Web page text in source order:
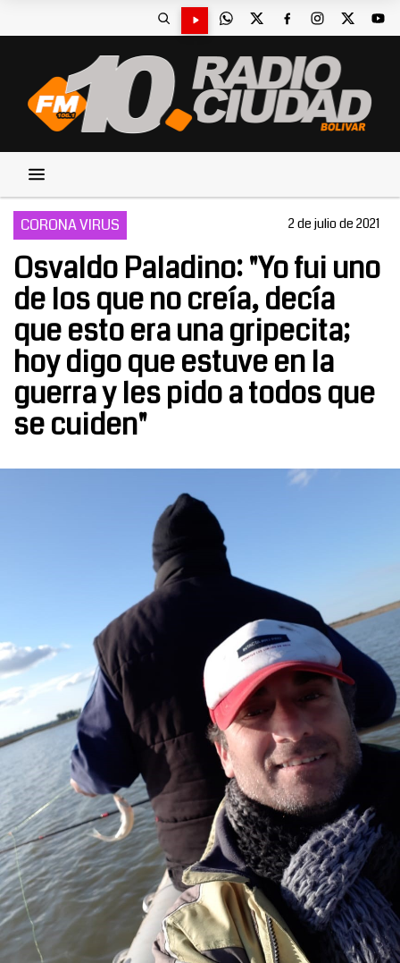
CORONA VIRUS 2 de julio de 2021
Osvaldo Paladino: "Yo fui uno
de los que no creía, decía
que esto era una gripecita;
hoy digo que estuve en la
guerra y les pido a todos que
se cuiden"